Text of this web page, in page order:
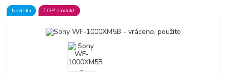
Novinka TOP produkt